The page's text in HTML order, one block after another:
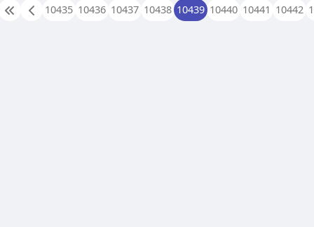
10435 10436 10437 10438 10439 10440 10441 10442